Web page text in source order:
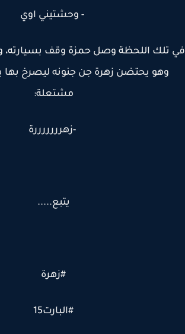
- وحشتيني اوي
تلك اللحظة وصل حمزة وقف بسيارته،
وهو يحتضن زهرة جن جنونه ليصرخ بها
مشتعلة:
-زهرررررررة
يتبع.....
#زهرة
#البارت15